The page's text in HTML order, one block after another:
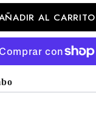
AL CARRITO
Next buttons to